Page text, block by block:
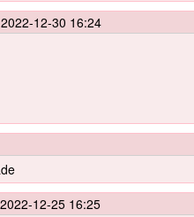
2022-12-30 16:24
2022-12-25 16:25